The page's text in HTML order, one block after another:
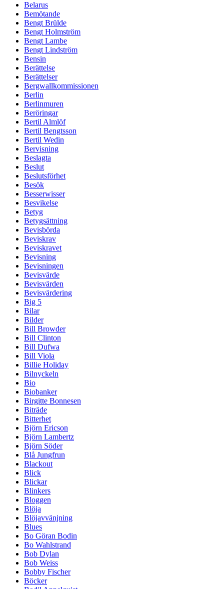
Belarus
Bemötande
Bengt Brülde
Bengt Holmström
Bengt Lambe
Bengt Lindström
Bensin
Berättelse
Berättelser
Bergwallkommissionen
Berlin
Berlinmuren
Beröringar
Bertil Almlöf
Bertil Bengtsson
Bertil Wedin
Bervisning
Beslagta
Beslut
Beslutsförhet
Besök
Besserwisser
Besvikelse
Betyg
Betygsättning
Bevisbörda
Beviskrav
Beviskravet
Bevisning
Bevisningen
Bevisvärde
Bevisvärden
Bevisvärdering
Big 5
Bilar
Bilder
Bill Browder
Bill Clinton
Bill Dufwa
Bill Viola
Billie Holiday
Bilnyckeln
Bio
Biobanker
Birgitte Bonnesen
Biträde
Bitterhet
Björn Ericson
Björn Lambertz
Björn Söder
Blå Jungfrun
Blackout
Blick
Blickar
Blinkers
Bloggen
Blöja
Blöjavvänjning
Blues
Bo Göran Bodin
Bo Wahlstrand
Bob Dylan
Bob Weiss
Bobby Fischer
Böcker